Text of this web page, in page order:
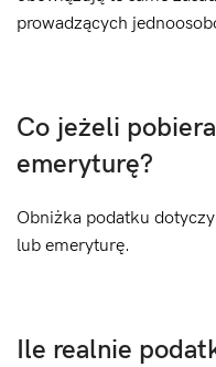
prowadzących
Co jeżeli
emeryturę?
Obniżka podatku
lub emeryturę.
Ile realnie